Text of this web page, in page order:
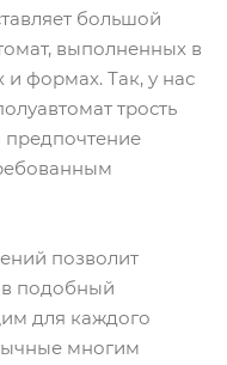
большой
выполненных в
формах. Так, у нас
трость
предпочтение
позволит
подобный
для каждого
многим